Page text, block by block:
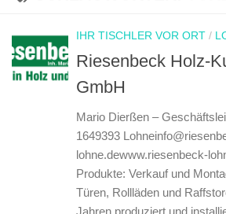
IHR TISCHLER VOR ORT /
Riesenbeck Holz-
GmbH
Mario Dierßen –
1649393
lohne.dewww.riesenbeck-
Produkte: Verkauf und
Türen, Rollläden und